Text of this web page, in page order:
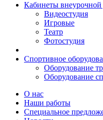
Кабинеты внеурочной
Видеостудия
Игровые
Театр
Фотостудия
Спортивное
Оборудование
Оборудование
О нас
Наши работы
Специальное